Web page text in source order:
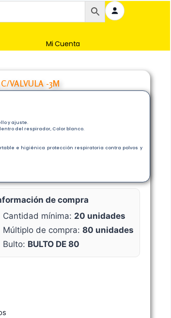
Mi Cuenta
VALVULA -3M
y ajuste.
del respirador, Color blanco.
e higiénica protección respiratoria contra polvos y
de compra
Cantidad mínima: 20 unidades
Múltiplo de compra: 80 unidades
Bulto: BULTO DE 80